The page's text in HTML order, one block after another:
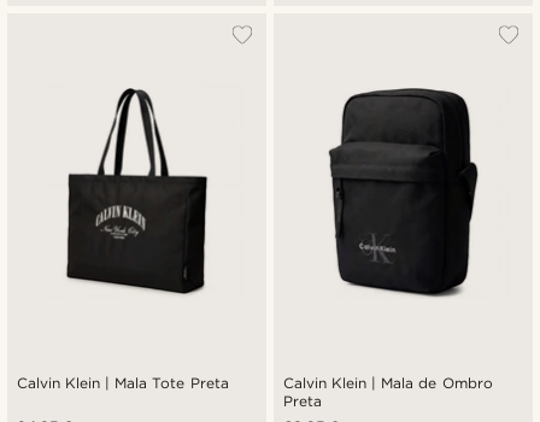
Calvin Klein | Mala Tote Preta
Calvin Klein | Mala de Ombro
Preta